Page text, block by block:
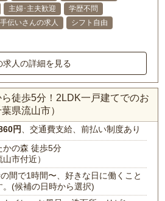
主婦･主夫歓迎
学歴不問
伝いさんの求人
シフト自由
求人の詳細を見る
徒歩5分！2LDK一戸建てでのお
県流山市）
円、交通費支給、前払い制度あり
かの森 徒歩5分
山市付近）
間で1時間〜、好きな日に働くこと
。(候補の日時から選択)